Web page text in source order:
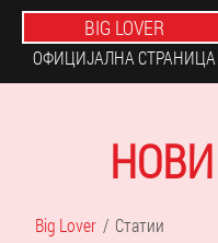
BIG LOVER
ОФИЦИЈАЛНА СТРАНИЦА
Big Lover Статии